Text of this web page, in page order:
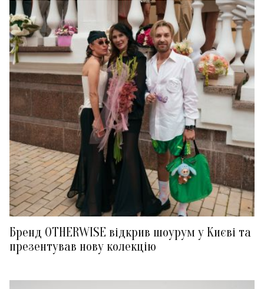
Бренд OTHERWISE відкрив шоурум у Києві та
презентував нову колекцію